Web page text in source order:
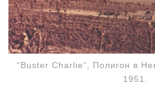
“Buster Charlie”, Полигон в
1951.